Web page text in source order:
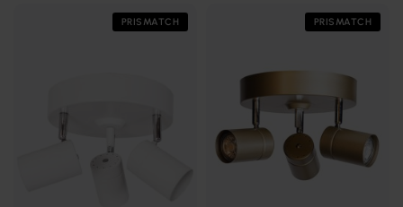
PRISMATCH PRISMATCH